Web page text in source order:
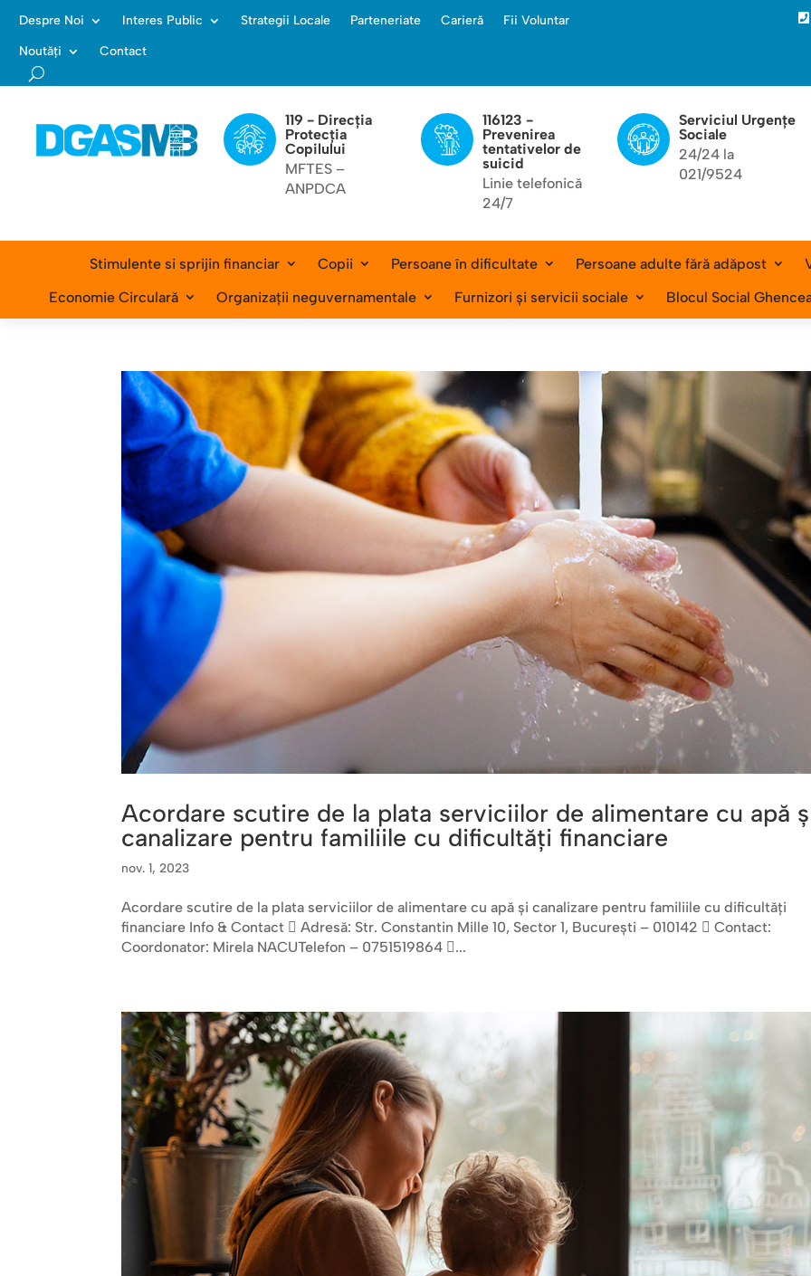
Despre Noi Interes Public Strategii Locale Parteneriate Carieră
Fii Voluntar
Noutăți
Contact

119 - Direcția
Protecția
Copilului
MFTES –
ANPDCA
116123 -
Prevenirea
tentativelor de
suicid
Linie telefonică
24/7
Serviciul Urgențe
Sociale
24/24 la
021/9524
Stimulente si sprijin financiar Copii Persoane în dificultate Persoane adulte fără adăpost
Economie Circulară
Organizații neguvernamentale Furnizori și servicii sociale Blocul Social
Acordare scutire de la plata serviciilor de alimentare cu apă
canalizare pentru familiile cu dificultăţi financiare
nov. 1, 2023
Acordare scutire de la plata serviciilor de alimentare cu apă şi canalizare pentru familiile cu dificultăţi
financiare Info & Contact  Adresă: Str. Constantin Mille 10, Sector 1, Bucureşti – 010142  Contact:
Coordonator: Mirela NACUTelefon – 0751519864 ...